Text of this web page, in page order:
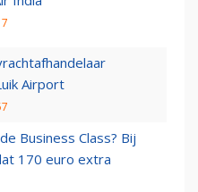
Airport
Business Class? Bij
170 euro extra